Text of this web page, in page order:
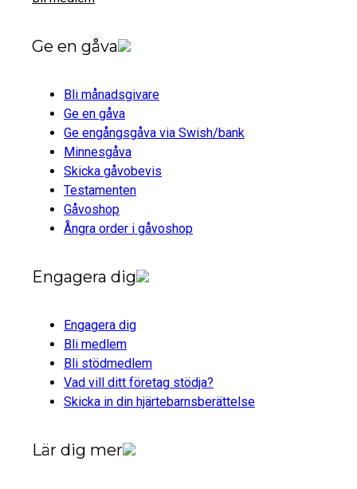
Ge en gåva
Bli månadsgivare
Ge en gåva
Ge engångsgåva via Swish/bank
Minnesgåva
Skicka gåvobevis
Testamenten
Gåvoshop
Ångra order i gåvoshop
Engagera dig
Engagera dig
Bli medlem
Bli stödmedlem
Vad vill ditt företag stödja?
Skicka in din hjärtebarnsberättelse
Lär dig mer